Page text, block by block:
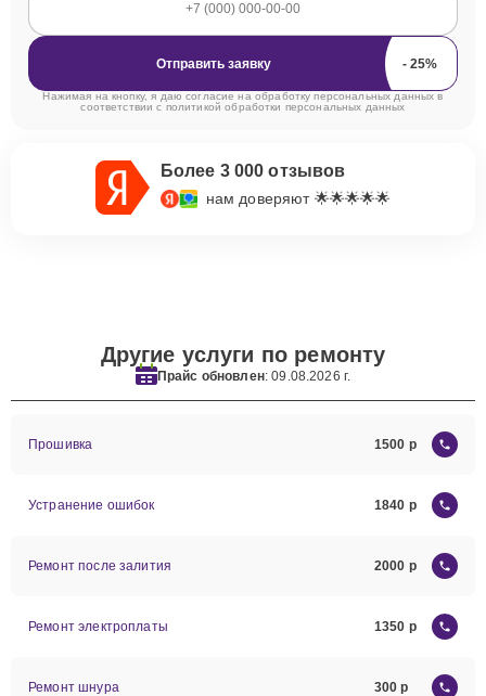
Отправить заявку
Нажимая на кнопку, я даю согласие на обработку персональных данных в
соответствии с политикой обработки персональных данных
Более 3 000 отзывов
нам доверяют 🌟🌟🌟🌟🌟
Другие услуги по ремонту
Прайс обновлен: 09.08.2026 г.
Прошивка 1500
Устранение ошибок 1840
Ремонт после залития 2000
Ремонт электроплаты 1350
Ремонт шнура 300